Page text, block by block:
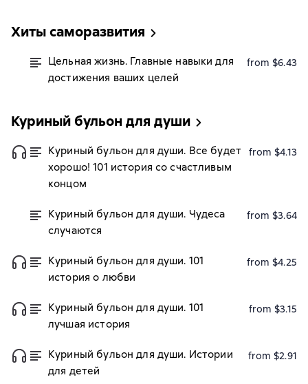
Хиты саморазвития
Цельная жизнь. Главные навыки для
достижения ваших целей
from $6.43
Куриный бульон для души
Куриный бульон для души. Все будет
хорошо! 101 история со счастливым
концом
from $4.13
Куриный бульон для души. Чудеса
случаются
from $3.64
Куриный бульон для души. 101
история о любви
from $4.25
Куриный бульон для души. 101
лучшая история
from $3.15
Куриный бульон для души. Истории
для детей
from $2.91